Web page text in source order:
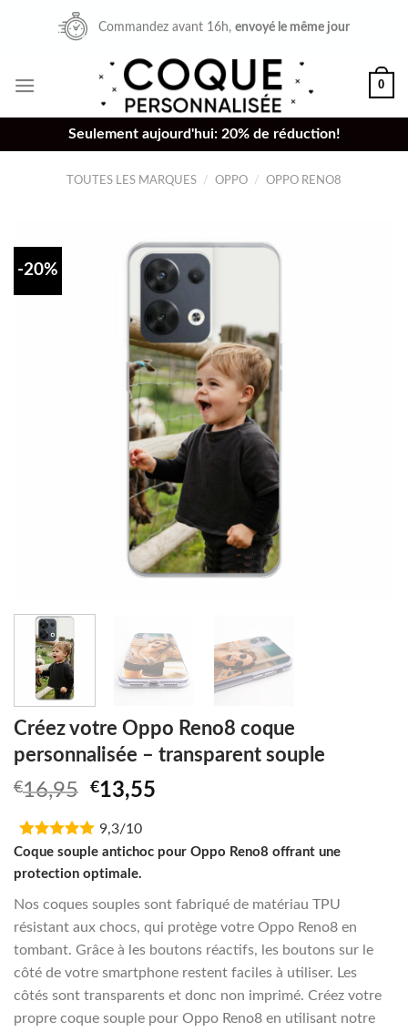
Commandez avant 16h,envoyé le même jour
0
Seulement aujourd'hui: 20% de réduction!
TOUTES LES MARQUES / OPPO / OPPO RENO8
-20%
Créez votre Oppo Reno8 coque
personnalisée – transparent souple
€16,95 Original
was:
€16,95.
€13,55
€13,55.
9,3/10
Coque souple antichoc pour Oppo Reno8 offrant une
protection optimale.
Nos coques souples sont fabriqué de matériau TPU
résistant aux chocs, qui protège votre Oppo Reno8 en
tombant. Grâce à les boutons réactifs, les boutons sur le
côté de votre smartphone restent faciles à utiliser. Les
côtés sont transparents et donc non imprimé. Créez votre
propre coque souple pour Oppo Reno8 en utilisant notre